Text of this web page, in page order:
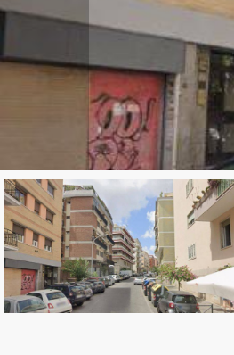
Tipologia
multiscelta
Qualsiasi
Residenziali
Prezzo